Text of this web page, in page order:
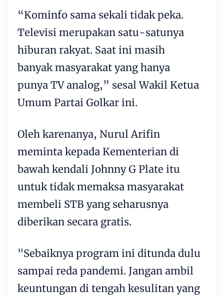
“Kominfo sama sekali tidak peka.
Televisi merupakan satu-satunya
hiburan rakyat. Saat ini masih
banyak masyarakat yang hanya
punya TV analog,” sesal Wakil Ketua
Umum Partai Golkar ini.
Oleh karenanya, Nurul Arifin
meminta kepada Kementerian di
bawah kendali Johnny G Plate itu
untuk tidak memaksa masyarakat
membeli STB yang seharusnya
diberikan secara gratis.
"Sebaiknya program ini ditunda dulu
sampai reda pandemi. Jangan ambil
keuntungan di tengah kesulitan yang